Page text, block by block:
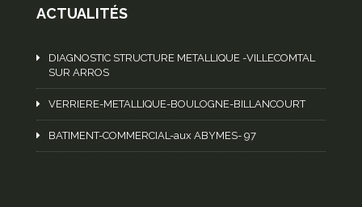
ACTUALITÉS
DIAGNOSTIC STRUCTURE METALLIQUE -VILLECOMTAL
SUR ARROS
VERRIERE-METALLIQUE-BOULOGNE-BILLANCOURT
BATIMENT-COMMERCIAL-aux ABYMES- 97